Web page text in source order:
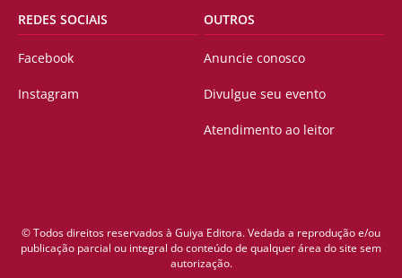
REDES SOCIAIS
Facebook
Instagram
OUTROS
Anuncie conosco
Divulgue seu evento
Atendimento ao leitor
© Todos direitos reservados à Guiya Editora. Vedada a reprodução e/ou
publicação parcial ou integral do conteúdo de qualquer área do site sem
autorização.